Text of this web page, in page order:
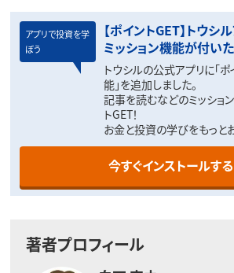
アプリで投資を学
ぼう
【ポイントGET】トウシ
ミッション機能が付いた
トウシルの公式アプリに「ポ
能」を追加しました。
記事を読むなどのミッショ
トGET！
お金と投資の学びをもっと
今すぐインストールする
著者プロフィール